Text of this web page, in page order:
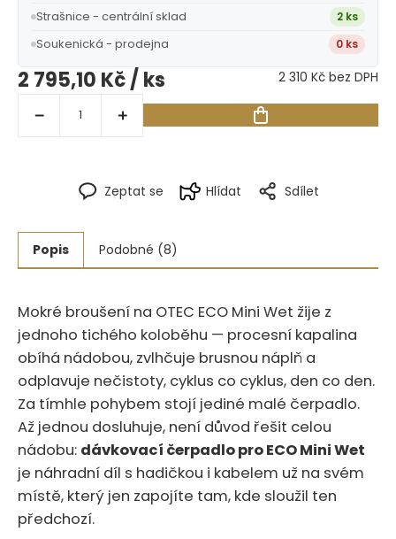
Zeptat se Hlídat Sdílet
Strašnice - centrální sklad 2 ks
Soukenická - prodejna 0 ks
2 795,10 Kč/ ks 2 310 Kč bez DPH
Popis Podobné (8)
Mokré broušení na OTEC ECO Mini Wet žije z
jednoho tichého koloběhu — procesní kapalina
obíhá nádobou, zvlhčuje brusnou náplň a
odplavuje nečistoty, cyklus co cyklus, den co den.
Za tímhle pohybem stojí jediné malé čerpadlo.
Až jednou dosluhuje, není důvod řešit celou
nádobu: dávkovací čerpadlo pro ECO Mini Wet
je náhradní díl s hadičkou i kabelem už na svém
místě, který jen zapojíte tam, kde sloužil ten
předchozí.